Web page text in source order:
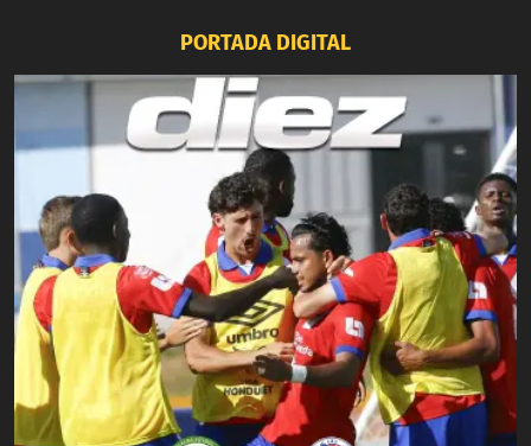
PORTADA DIGITAL